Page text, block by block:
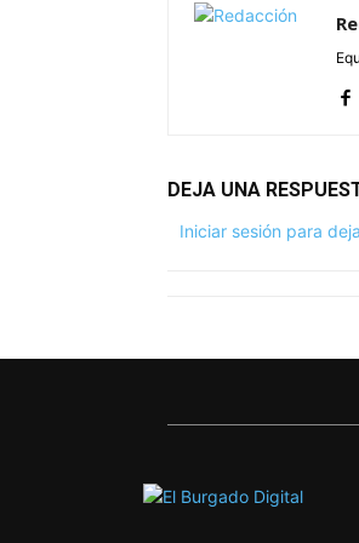
DEJA UNA
Iniciar sesión para